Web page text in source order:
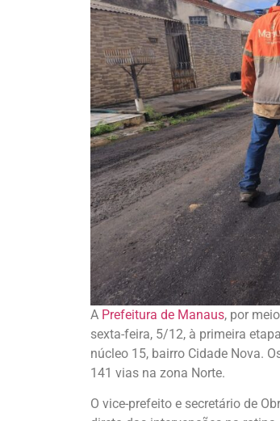
A Prefeitura de Manaus, por
sexta-feira, 5/12, à primeira
núcleo 15, bairro Cidade Nova.
141 vias na zona Norte.
O vice-prefeito e secretário de